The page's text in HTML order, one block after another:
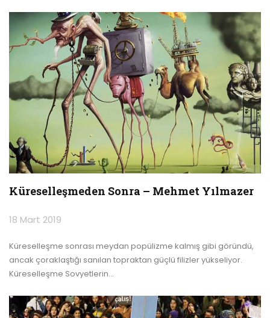
Küreselleşmeden Sonra – Mehmet Yılmazer
18 Mart 2019
Küreselleşme sonrası meydan popülizme kalmış gibi göründü,
ancak çoraklaştığı sanılan topraktan güçlü filizler yükseliyor.
Küreselleşme Sovyetlerin…